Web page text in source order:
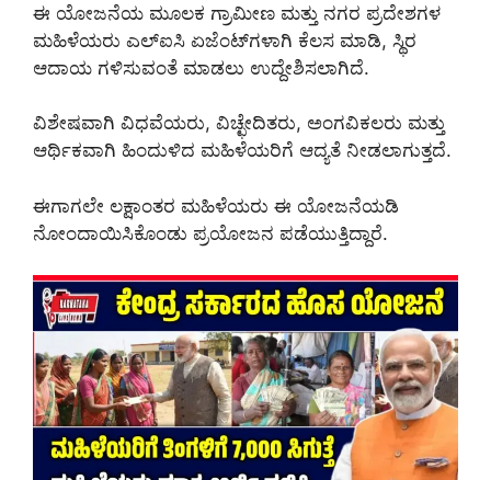
ಈ ಯೋಜನೆಯ ಮೂಲಕ ಗ್ರಾಮೀಣ ಮತ್ತು ನಗರ ಪ್ರದೇಶಗಳ
ಮಹಿಳೆಯರು ಎಲ್‌ಐಸಿ ಏಜೆಂಟ್‌ಗಳಾಗಿ ಕೆಲಸ ಮಾಡಿ, ಸ್ಥಿರ
ಆದಾಯ ಗಳಿಸುವಂತೆ ಮಾಡಲು ಉದ್ದೇಶಿಸಲಾಗಿದೆ.
ವಿಶೇಷವಾಗಿ ವಿಧವೆಯರು, ವಿಚ್ಛೇದಿತರು, ಅಂಗವಿಕಲರು ಮತ್ತು
ಆರ್ಥಿಕವಾಗಿ ಹಿಂದುಳಿದ ಮಹಿಳೆಯರಿಗೆ ಆದ್ಯತೆ ನೀಡಲಾಗುತ್ತದೆ.
ಈಗಾಗಲೇ ಲಕ್ಷಾಂತರ ಮಹಿಳೆಯರು ಈ ಯೋಜನೆಯಡಿ
ನೋಂದಾಯಿಸಿಕೊಂಡು ಪ್ರಯೋಜನ ಪಡೆಯುತ್ತಿದ್ದಾರೆ.